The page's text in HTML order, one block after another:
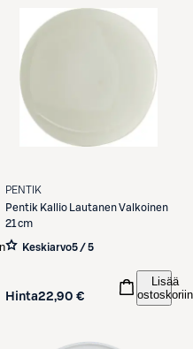
PENTIK
Pentik Kallio Lautanen Valkoinen
21 cm
Keskiarvo5 / 5
Hinta22,90 €
Lisää
ostoskoriin